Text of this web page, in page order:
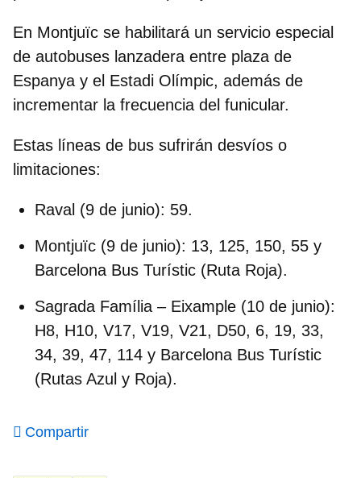
En Montjuïc se habilitará un servicio especial
de autobuses lanzadera entre plaza de
Espanya y el Estadi Olímpic, además de
incrementar la frecuencia del funicular.
Estas líneas de bus sufrirán desvíos o
limitaciones:
Raval (9 de junio): 59.
Montjuïc (9 de junio): 13, 125, 150, 55 y
Barcelona Bus Turístic (Ruta Roja).
Sagrada Família – Eixample (10 de junio):
H8, H10, V17, V19, V21, D50, 6, 19, 33,
34, 39, 47, 114 y Barcelona Bus Turístic
(Rutas Azul y Roja).
Compartir